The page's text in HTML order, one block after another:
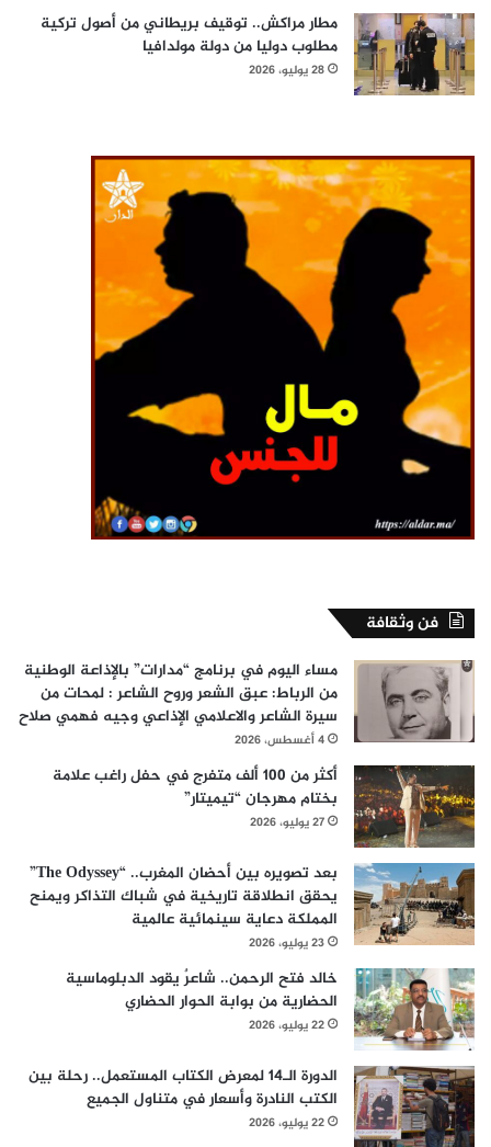
مطار مراكش.. توقيف بريطاني من أصول تركية
مطلوب دوليا من دولة مولدافيا
28 يوليو، 2026
فن وثقافة
مساء اليوم في برنامج “مدارات” بالإذاعة الوطنية
من الرباط: عبق الشعر وروح الشاعر : لمحات من
سيرة الشاعر والاعلامي الإذاعي وجيه فهمي صلاح
4 أغسطس، 2026
أكثر من 100 ألف متفرج في حفل راغب علامة
بختام مهرجان “تيميتار”
27 يوليو، 2026
بعد تصويره بين أحضان المغرب.. “The Odyssey”
يحقق انطلاقة تاريخية في شباك التذاكر ويمنح
المملكة دعاية سينمائية عالمية
23 يوليو، 2026
خالد فتح الرحمن.. شاعرٌ يقود الدبلوماسية
الحضارية من بوابة الحوار الحضاري
22 يوليو، 2026
الدورة الـ14 لمعرض الكتاب المستعمل.. رحلة بين
الكتب النادرة وأسعار في متناول الجميع
22 يوليو، 2026